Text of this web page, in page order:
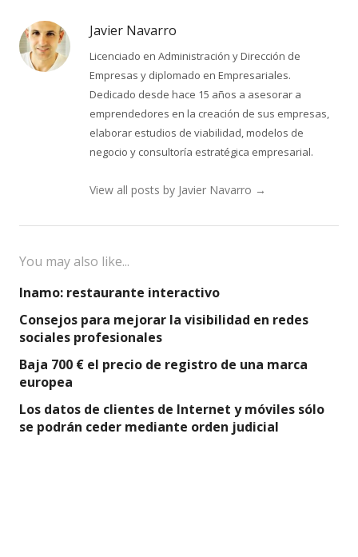
Javier Navarro
Licenciado en Administración y Dirección de
Empresas y diplomado en Empresariales.
Dedicado desde hace 15 años a asesorar a
emprendedores en la creación de sus empresas,
elaborar estudios de viabilidad, modelos de
negocio y consultoría estratégica empresarial.
View all posts by Javier Navarro →
You may also like...
Inamo: restaurante interactivo
Consejos para mejorar la visibilidad en redes
sociales profesionales
Baja 700 € el precio de registro de una marca
europea
Los datos de clientes de Internet y móviles sólo
se podrán ceder mediante orden judicial